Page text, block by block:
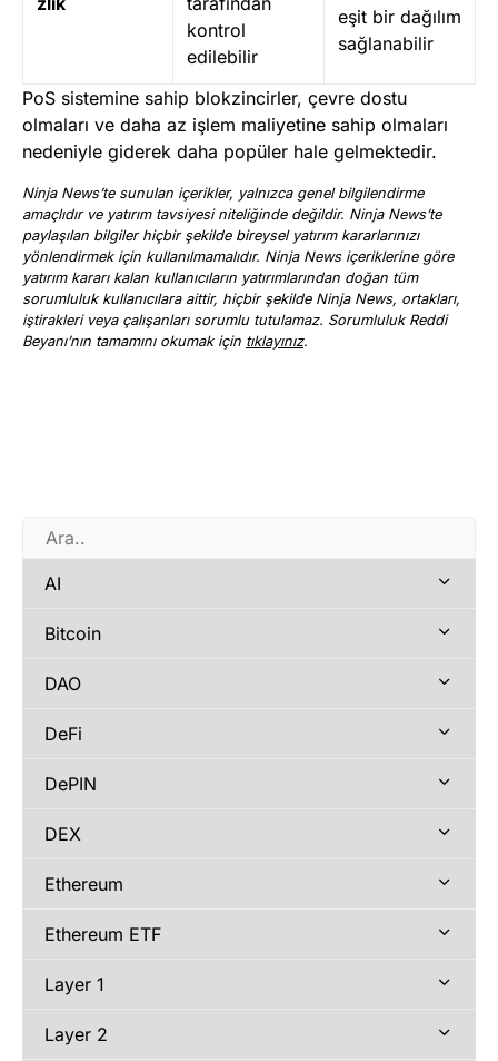
kontrol
edilebilir
eşit bir dağılım
sağlanabilir
PoS sistemine sahip blokzincirler, çevre dostu
olmaları ve daha az işlem maliyetine sahip olmaları
nedeniyle giderek daha popüler hale gelmektedir.
Ninja News’te sunulan içerikler, yalnızca genel bilgilendirme
amaçlıdır ve yatırım tavsiyesi niteliğinde değildir. Ninja News’te
paylaşılan bilgiler hiçbir şekilde bireysel yatırım kararlarınızı
yönlendirmek için kullanılmamalıdır. Ninja News içeriklerine göre
yatırım kararı kalan kullanıcıların yatırımlarından doğan tüm
sorumluluk kullanıcılara aittir, hiçbir şekilde Ninja News, ortakları,
iştirakleri veya çalışanları sorumlu tutulamaz. Sorumluluk Reddi
Beyanı’nın tamamını okumak için tıklayınız.
AI
Bitcoin
DAO
DeFi
DePIN
DEX
Ethereum
Ethereum ETF
Layer 1
Layer 2